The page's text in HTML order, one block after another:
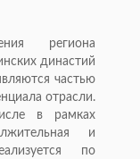
региона
династий
частью
отрасли.
в рамках
и
по